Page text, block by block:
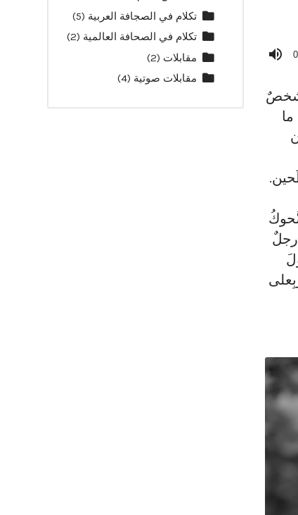
شخصٌ
ما
رجلٌ
تكلام في الصجافة العربية (5)
تكلام في الصحافة العالمية (2)
مقابلات (2)
مقابلات صوتية (4)